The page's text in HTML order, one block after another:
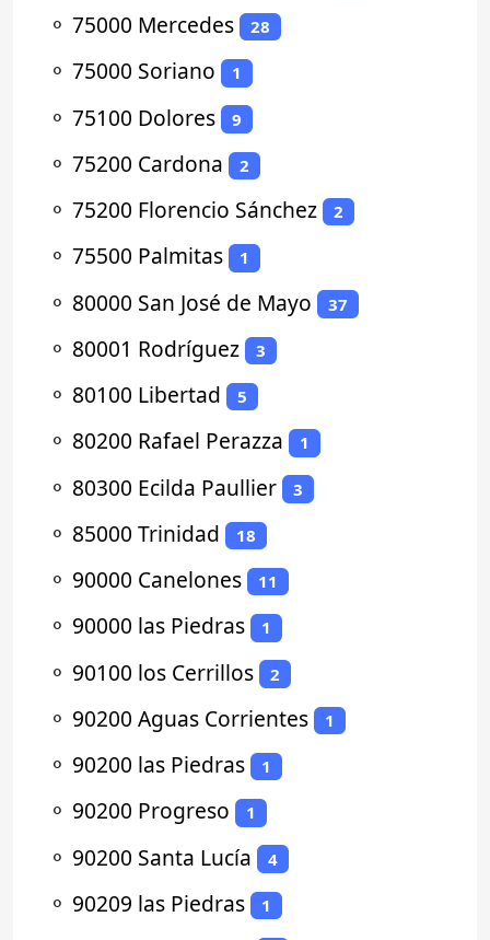
⚬ 75000 Mercedes 28
⚬ 75000 Soriano 1
⚬ 75100 Dolores 9
⚬ 75200 Cardona 2
⚬ 75200 Florencio Sánchez 2
⚬ 75500 Palmitas 1
⚬ 80000 San José de Mayo 37
⚬ 80001 Rodríguez 3
⚬ 80100 Libertad 5
⚬ 80200 Rafael Perazza 1
⚬ 80300 Ecilda Paullier 3
⚬ 85000 Trinidad 18
⚬ 90000 Canelones 11
⚬ 90000 las Piedras 1
⚬ 90100 los Cerrillos 2
⚬ 90200 Aguas Corrientes 1
⚬ 90200 las Piedras 1
⚬ 90200 Progreso 1
⚬ 90200 Santa Lucía 4
⚬ 90209 las Piedras 1